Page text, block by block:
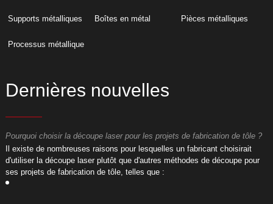
Supports métalliques Boîtes en métal Pièces métalliques
Processus métallique
Dernières nouvelles
Pourquoi choisir la découpe laser pour les projets de fabrication de tôle ?
​Il existe de nombreuses raisons pour lesquelles un fabricant choisirait
d'utiliser la découpe laser plutôt que d'autres méthodes de découpe pour
ses projets de fabrication de tôle, telles que :